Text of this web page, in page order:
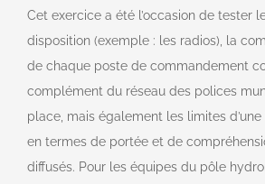
Cet exercice a été l’occasion de tester
disposition (exemple : les radios), la
de chaque poste de commandement
complément du réseau des polices
place, mais également les limites
en termes de portée et de
diffusés. Pour les équipes du pôle